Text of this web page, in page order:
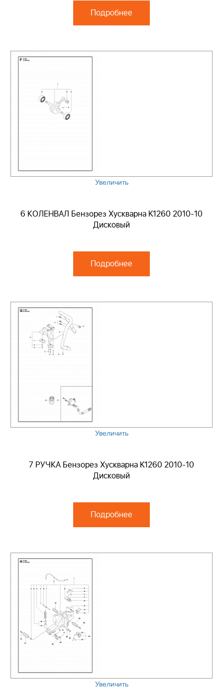
Подробнее
Увеличить
6 КОЛЕНВАЛ Бензорез Хускварна K1260 2010-10
Дисковый
Подробнее
Увеличить
7 РУЧКА Бензорез Хускварна K1260 2010-10
Дисковый
Подробнее
Увеличить